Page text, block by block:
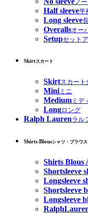
ノ
Half sleeve半
Long sleeve
Overallsオー
Setupセット
Skirtスカート
Skirtスカート
Miniミニ
Medium ミデ
Longロング
Ralph Laurenラル
Shirts Blousシャツ・ブラウス
Shirts Blous
Shortsleeve
Longsleeve
Shortsleeve
Longsleeve